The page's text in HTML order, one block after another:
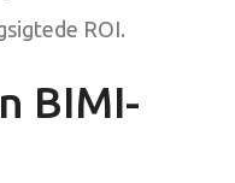
ROI.
BIMI-